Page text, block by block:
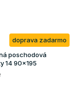
doprava zadarmo
poschodová
14 90x195